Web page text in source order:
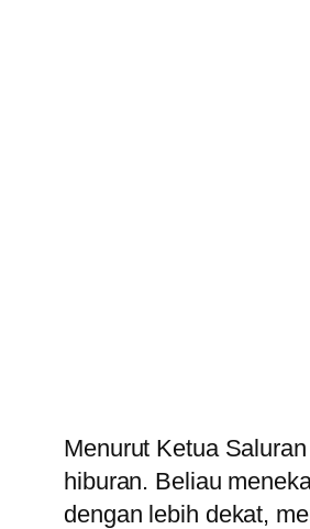
Menurut Ketua
hiburan. Beliau
dengan lebih dekat,